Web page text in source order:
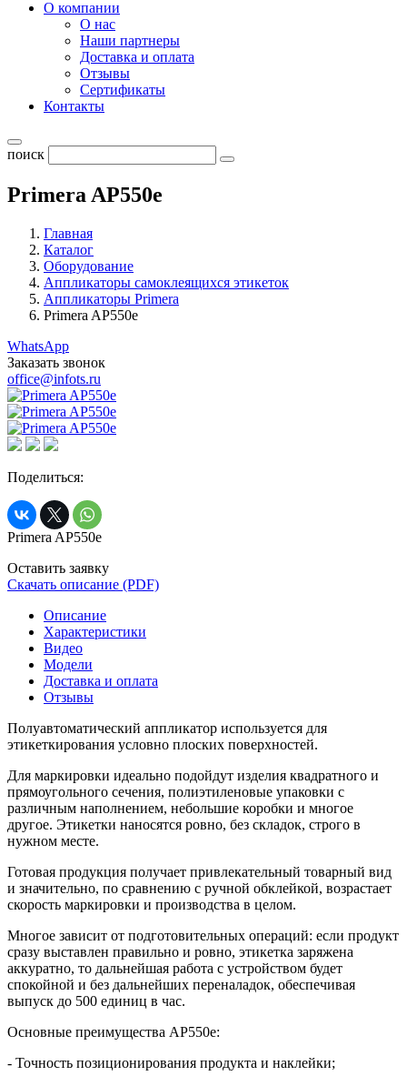
О компании
О нас
Наши партнеры
Доставка и оплата
Отзывы
Сертификаты
Контакты
поиск
Primera AP550e
Главная
Каталог
Оборудование
Аппликаторы самоклеящихся этикеток
Аппликаторы Primera
Primera AP550e
WhatsApp
Заказать звонок
office@infots.ru
Поделиться:
Primera AP550e
Оставить заявку
Скачать описание (PDF)
Описание
Характеристики
Видео
Модели
Доставка и оплата
Отзывы
Полуавтоматический аппликатор используется для
этикеткирования условно плоских поверхностей.
Для маркировки идеально подойдут изделия квадратного и
прямоугольного сечения, полиэтиленовые упаковки с
различным наполнением, небольшие коробки и многое
другое. Этикетки наносятся ровно, без складок, строго в
нужном месте.
Готовая продукция получает привлекательный товарный вид
и значительно, по сравнению с ручной обклейкой, возрастает
скорость маркировки и производства в целом.
Многое зависит от подготовительных операций: если продукт
сразу выставлен правильно и ровно, этикетка заряжена
аккуратно, то дальнейшая работа с устройством будет
спокойной и без дальнейших переналадок, обеспечивая
выпуск до 500 единиц в час.
Основные преимущества AP550e:
- Точность позиционирования продукта и наклейки;